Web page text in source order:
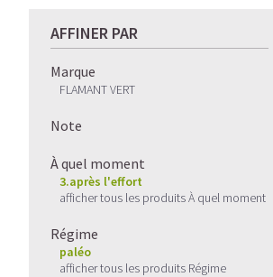
AFFINER PAR
Marque
FLAMANT VERT
Note
À quel moment
3.après l'effort
afficher tous les produits À quel moment
Régime
paléo
afficher tous les produits Régime